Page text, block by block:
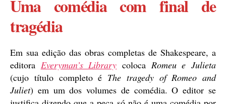
Uma comédia com final de
tragédia
Em sua edição das obras completas de Shakespeare, a
editora Everyman’s Library coloca Romeu e Julieta
(cujo título completo é The tragedy of Romeo and
Juliet) em um dos volumes de comédia. O editor se